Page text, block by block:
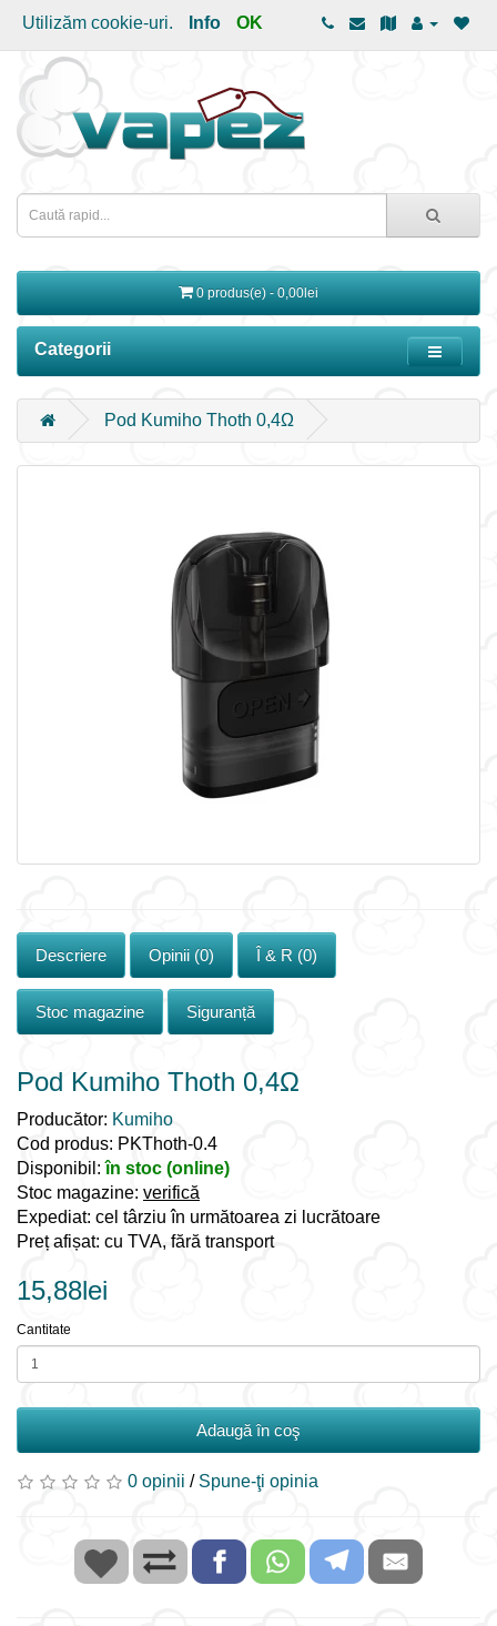
Utilizăm cookie-uri. Info OK
0 produs(e) - 0,00lei
Categorii
Pod Kumiho Thoth 0,4Ω
Descriere Opinii (0) Î & R (0)
Stoc magazine Siguranță
Pod Kumiho Thoth 0,4Ω
Producător: Kumiho
Cod produs: PKThoth-0.4
Disponibil:în stoc (online)
Stoc magazine: verifică
Expediat: cel târziu în următoarea zi lucrătoare
Preț afișat: cu TVA, fără transport
15,88lei
Cantitate
Adaugă în coş
0 opinii / Spune-ţi opinia